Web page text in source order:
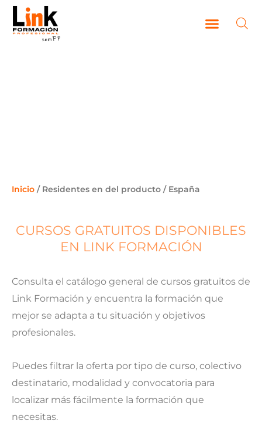
Inicio / Residentes en del producto / España
CURSOS GRATUITOS DISPONIBLES
EN LINK FORMACIÓN
Consulta el catálogo general de cursos gratuitos de
Link Formación y encuentra la formación que
mejor se adapta a tu situación y objetivos
profesionales.
Puedes filtrar la oferta por tipo de curso, colectivo
destinatario, modalidad y convocatoria para
localizar más fácilmente la formación que
necesitas.